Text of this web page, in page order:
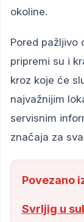
okoline.
Pored pažljivo
pripremi su i
kroz koje će
najvažnijim
servisnim
značaja za
Povezano
Svrljig u